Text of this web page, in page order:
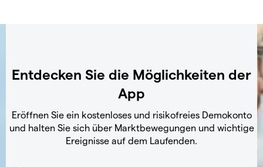
Entdecken Sie die Möglichkeiten der
App
Eröffnen Sie ein kostenloses und risikofreies Demokonto
und halten Sie sich über Marktbewegungen und wichtige
Ereignisse auf dem Laufenden.